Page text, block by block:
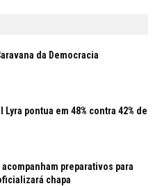
da Democracia
Lyra pontua em 48% contra 42% de
preparativos para
chapa